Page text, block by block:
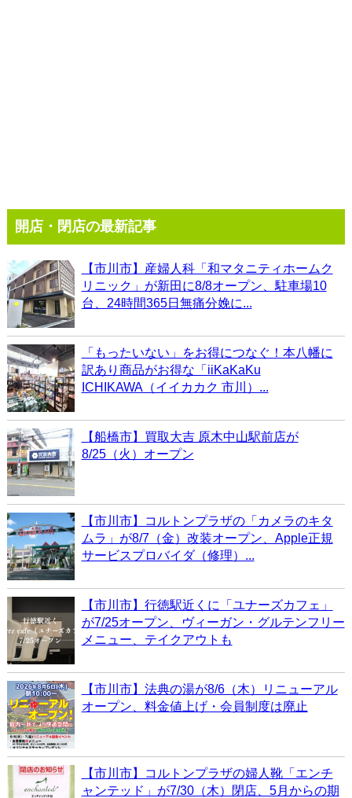
開店・閉店の最新記事
【市川市】産婦人科「和マタニティホームク
リニック」が新田に8/8オープン、駐車場10
台、24時間365日無痛分娩に...
「もったいない」をお得につなぐ！本八幡に
訳あり商品がお得な「iiKaKaKu
ICHIKAWA（イイカカク 市川）...
【船橋市】買取大吉 原木中山駅前店が
8/25（火）オープン
【市川市】コルトンプラザの「カメラのキタ
ムラ」が8/7（金）改装オープン、Apple正規
サービスプロバイダ（修理）...
【市川市】行徳駅近くに「ユナーズカフェ」
が7/25オープン、ヴィーガン・グルテンフリー
メニュー、テイクアウトも
【市川市】法典の湯が8/6（木）リニューアル
オープン、料金値上げ・会員制度は廃止
【市川市】コルトンプラザの婦人靴「エンチ
ャンテッド」が7/30（木）閉店、5月からの期